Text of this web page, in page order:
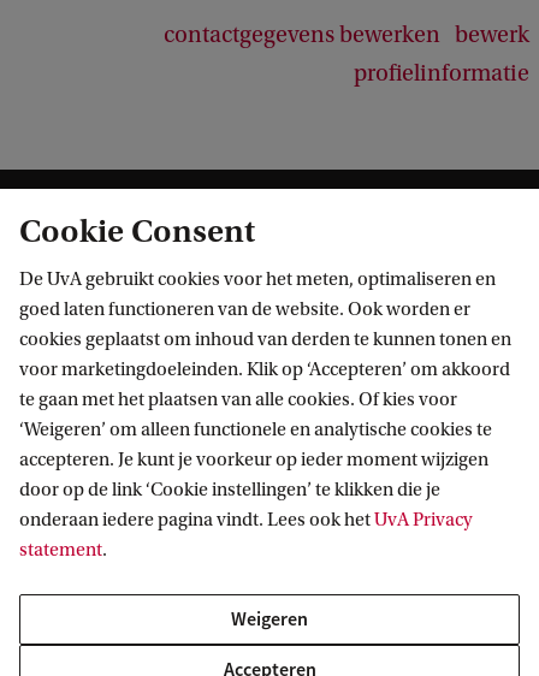
contactgegevens bewerken bewerk
profielinformatie
Informatie voor
Bachelorstudiekiezers
Masterstudiekiezers
UvA-studenten
Medewerkers
Journalisten
Alumni
Schooldecanen en vakdocenten
Direct naar
Webmail
Bibliotheek
Vacatures
Huisstijl
Contact
UvA op social media
Cookie Consent
De UvA gebruikt cookies voor het meten, optimaliseren en
goed laten functioneren van de website. Ook worden er
cookies geplaatst om inhoud van derden te kunnen tonen en
voor marketingdoeleinden. Klik op ‘Accepteren’ om akkoord
te gaan met het plaatsen van alle cookies. Of kies voor
‘Weigeren’ om alleen functionele en analytische cookies te
accepteren. Je kunt je voorkeur op ieder moment wijzigen
door op de link ‘Cookie instellingen’ te klikken die je
onderaan iedere pagina vindt. Lees ook hetUvA Privacy
statement.
Weigeren
Accepteren